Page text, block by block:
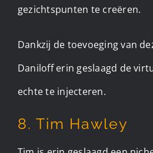
gezichtspunten te creëren.
Dankzij de toevoeging van
Daniloff erin geslaagd de
echte te injecteren.
8. Tim Hawley